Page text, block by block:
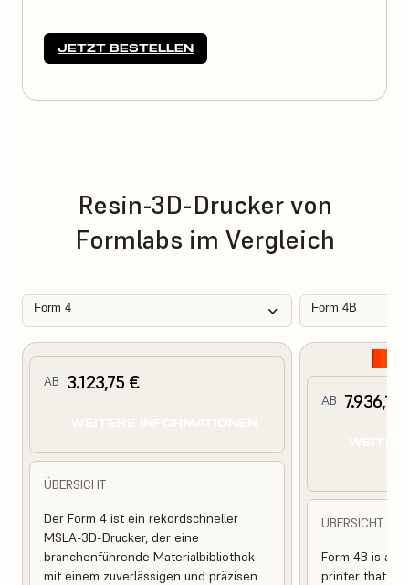
JETZT BESTELLEN
Resin-3D-Drucker von
Formlabs im Vergleich
Form 4 Form 4B
AB 3.123,75 €
ÜBERSICHT
Der Form 4 ist ein rekordschneller
MSLA-3D-Drucker, der eine
branchenführende Materialbibliothek
mit einem zuverlässigen und präzisen
AB 7.936,11
ÜBERSICHT
Form 4B is a
printer that